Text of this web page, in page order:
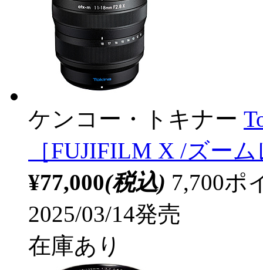
ケンコー・トキナー
［FUJIFILM X /ズー
¥77,000(税込) 7,700ポ
2025/03/14発売
在庫あり